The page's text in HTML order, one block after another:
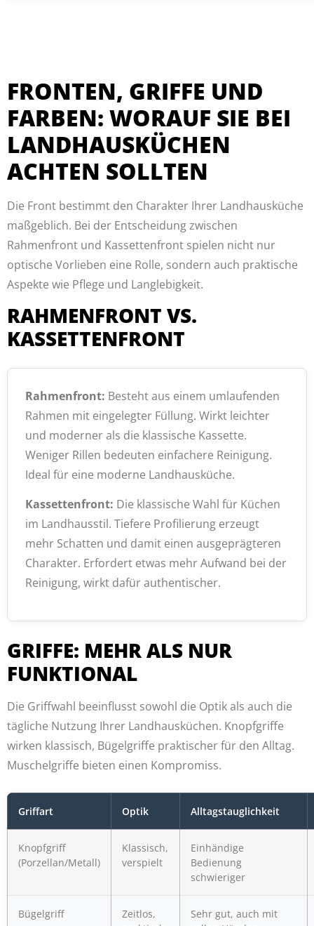
FRONTEN, GRIFFE UND
FARBEN: WORAUF SIE BEI
LANDHAUSKÜCHEN
ACHTEN SOLLTEN
Die Front bestimmt den Charakter Ihrer Landhausküche
maßgeblich. Bei der Entscheidung zwischen
Rahmenfront und Kassettenfront spielen nicht nur
optische Vorlieben eine Rolle, sondern auch praktische
Aspekte wie Pflege und Langlebigkeit.
RAHMENFRONT VS.
KASSETTENFRONT
Rahmenfront: Besteht aus einem umlaufenden
Rahmen mit eingelegter Füllung. Wirkt leichter
und moderner als die klassische Kassette.
Weniger Rillen bedeuten einfachere Reinigung.
Ideal für eine moderne Landhausküche.
Kassettenfront: Die klassische Wahl für Küchen
im Landhausstil. Tiefere Profilierung erzeugt
mehr Schatten und damit einen ausgeprägteren
Charakter. Erfordert etwas mehr Aufwand bei der
Reinigung, wirkt dafür authentischer.
GRIFFE: MEHR ALS NUR
FUNKTIONAL
Die Griffwahl beeinflusst sowohl die Optik als auch die
tägliche Nutzung Ihrer Landhausküchen. Knopfgriffe
wirken klassisch, Bügelgriffe praktischer für den Alltag.
Muschelgriffe bieten einen Kompromiss.
Griffart Optik Alltagstauglichkeit
Knopfgriff
(Porzellan/Metall)
Klassisch,
verspielt
Einhändige
Bedienung
schwieriger
Bügelgriff
Zeitlos,
Sehr gut, auch mit